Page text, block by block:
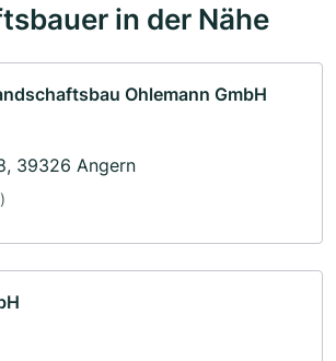
in der Nähe
Ohlemann GmbH
39326 Angern